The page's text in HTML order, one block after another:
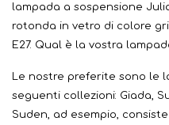
lampada a sospensione
rotonda in vetro di colore
E27. Qual è la vostra
Le nostre preferite sono le
seguenti collezioni: Giada,
Suden, ad esempio,